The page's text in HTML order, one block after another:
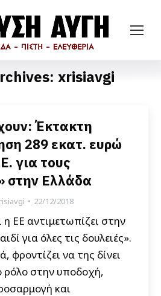
xrisiavgi
Έκτακτη
289 εκατ. ευρώ
για τους
στην Ελλάδα
22/12/2018
η ΕΕ αντιμετωπίζει στην
για όλες τις δουλειές».
φροντίζει να της δίνει
ρόλο στην υποδοχή,
και